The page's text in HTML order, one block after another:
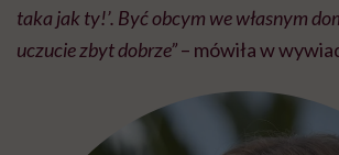
taka jak ty!’. Być obcym we własnym
uczucie zbyt dobrze”– mówiła w